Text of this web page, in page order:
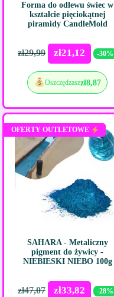
Forma do odlewu świec w
kształcie pięciokątnej
piramidy CandleMold
zł29,99 zł21,12 -30%
Oszczędzaszzł8,87
OFERTY OUTLETOWE
SAHARA - Metaliczny
pigment do żywicy -
NIEBIESKI NIEBO 100g
zł47,07 zł33,82 -28%